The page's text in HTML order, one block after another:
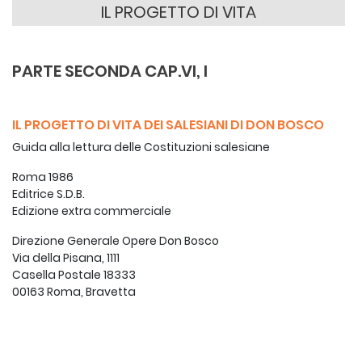
IL PROGETTO DI VITA
PARTE SECONDA CAP.VI, I
IL PROGETTO DI VITA DEI SALESIANI DI DON BOSCO
Guida alla lettura delle Costituzioni salesiane
Roma 1986
Editrice S.D.B.
Edizione extra commerciale
Direzione Generale Opere Don Bosco
Via della Pisana, 1111
Casella Postale 18333
00163 Roma, Bravetta